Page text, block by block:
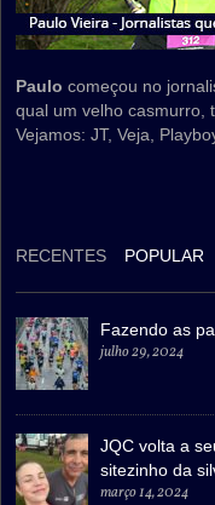
Paulo começou no
qual um velho casmurro,
Vejamos: JT, Veja,
RECENTES POPULAR
Fazendo as
julho 29, 2024
JQC volta a
sitezinho da
março 14, 2024